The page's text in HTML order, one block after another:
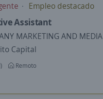
Empleo destacado
Assistant
MARKETING AND MEDIA
Capital
Remoto